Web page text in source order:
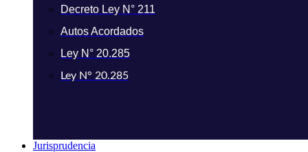
Decreto Ley N° 211
Autos Acordados
Ley N° 20.285
Ley N° 20.285
Jurisprudencia